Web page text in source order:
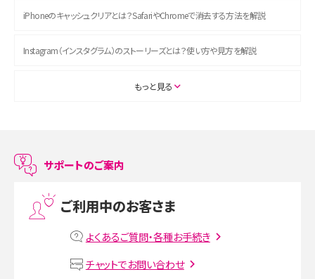
iPhoneのキャッシュクリアとは？SafariやChromeで消去する方法を解説
Instagram（インスタグラム）のストーリーズとは？使い方や見方を解説
ASMRとは？初心者向けの代表ジャンルや楽しみ方を解説
LINEで友だちを削除する方法は？方法ごとの影響や復活・復元する方法も解説
プリペイドSIMとは？種類やメリット・デメリット、利用までの流れを解説
VPN接続とは？仕組みや必要性、メリット・デメリット、接続方法を解説
もっと見る
サポートのご案内
ご利用中のお客さま
よくあるご質問・各種お手続き
チャットでお問い合わせ